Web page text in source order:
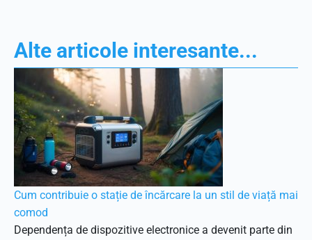
Alte articole interesante...
Cum contribuie o stație de încărcare la un stil de viață mai
comod
Dependența de dispozitive electronice a devenit parte din